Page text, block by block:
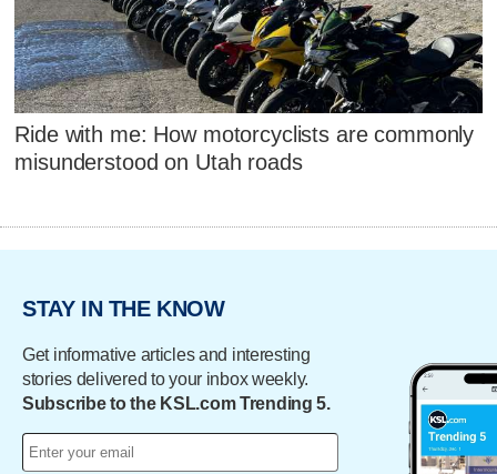
Ride with me: How motorcyclists are commonly
misunderstood on Utah roads
STAY IN THE KNOW
Get informative articles and interesting
stories delivered to your inbox weekly.
Subscribe to the KSL.com Trending 5.